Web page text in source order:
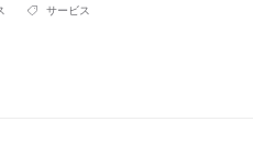
サービス